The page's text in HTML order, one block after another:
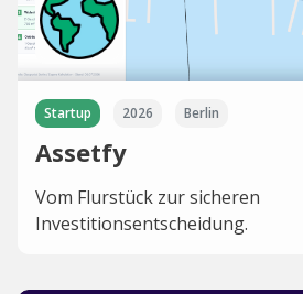
Startup 2026 Berlin
Assetfy
Vom Flurstück zur sicheren
Investitionsentscheidung.